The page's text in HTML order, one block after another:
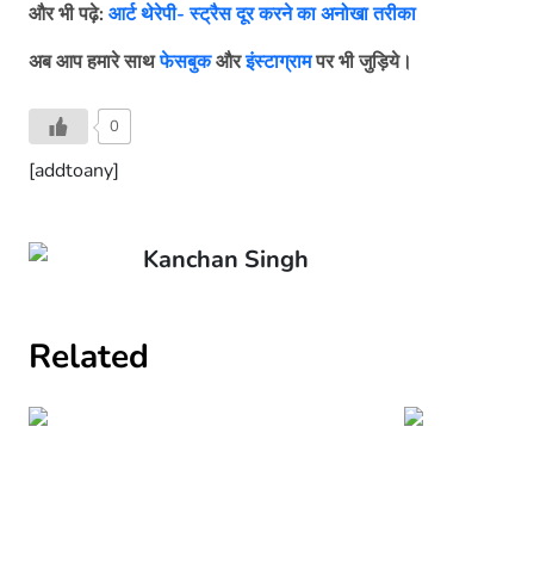
औरभीपढ़े: आर्ट थेरेपी- स्ट्रैस दूर करने का अनोखा तरीका
अबआपहमारेसाथफेसबुकऔरइंस्टाग्रामपरभीजुड़िये।
0
[addtoany]
Kanchan Singh
Related